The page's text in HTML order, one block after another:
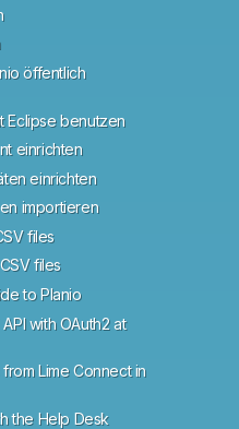
öffentlich
Eclipse benutzen
einrichten
einrichten
importieren
files
files
to Planio
with OAuth2 at
Lime Connect in
the Help Desk